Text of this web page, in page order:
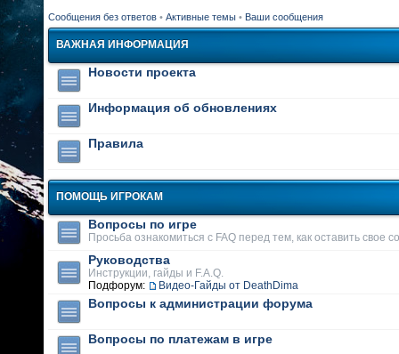
Сообщения без ответов • Активные темы • Ваши сообщения
ВАЖНАЯ ИНФОРМАЦИЯ
Новости проекта
Информация об обновлениях
Правила
ПОМОЩЬ ИГРОКАМ
Вопросы по игре
Просьба ознакомиться с FAQ перед тем, как оставить свое
Руководства
Инструкции, гайды и F.A.Q.
Подфорум:
Видео-Гайды от DeathDima
Вопросы к администрации форума
Вопросы по платежам в игре